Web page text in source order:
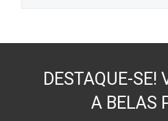
DESTAQUE-SE!
A BELAS